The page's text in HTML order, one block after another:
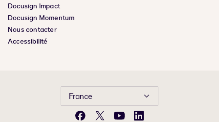
Docusign Impact
Docusign Momentum
Nous contacter
Accessibilité
France